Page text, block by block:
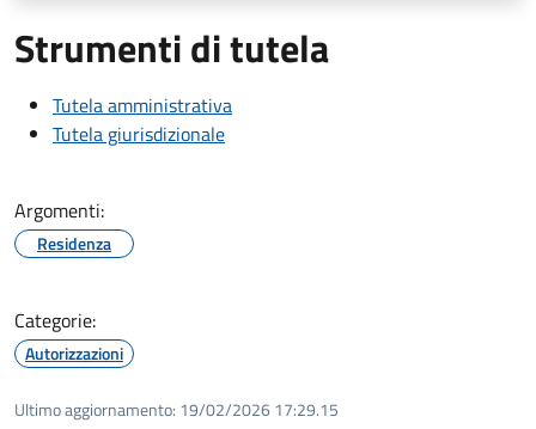
Strumenti di tutela
Tutela amministrativa
Tutela giurisdizionale
Argomenti:
Residenza
Categorie:
Autorizzazioni
Ultimo aggiornamento: 19/02/2026 17:29.15